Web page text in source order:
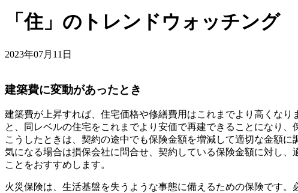
「住」のトレンドウォッチング
2023年07月11日
建築費に変動があったとき
建築費が上昇すれば、住宅価格や修繕費用はこれまでより高くな
と、同レベルの住宅をこれまでより安価で再建できることになり、
こうしたときは、契約の途中でも保険金額を増減して適切な金額
気になる場合は損保会社に問合せ、契約している保険金額に対し
ことをおすすめします。
火災保険は、生活基盤を失うような事態に備えるための保険です